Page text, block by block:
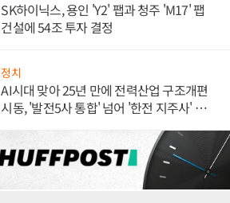
SK하이닉스, 용인 'Y2' 팹과 청주 'M17' 팹
건설에 54조 투자 결정
정치
AI시대 맞아 25년 만에 전력산업 구조개편
시동, '발전5사 통합' 넘어 '한전 지주사' 재편